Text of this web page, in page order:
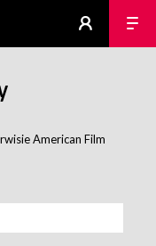
American Film